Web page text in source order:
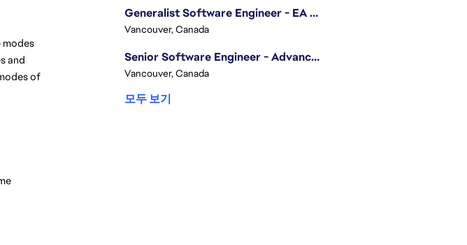
modes
and
of
Generalist Software Engineer - EA Sports FC
Vancouver, Canada
Senior Software Engineer - Advanced Technology Group
Vancouver, Canada
모두 보기